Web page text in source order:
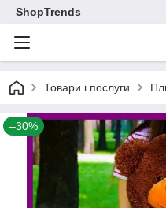
ShopTrends
Товари і послуги
–30%